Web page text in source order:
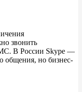
звонить
В России Skype —
общения, но бизнес-